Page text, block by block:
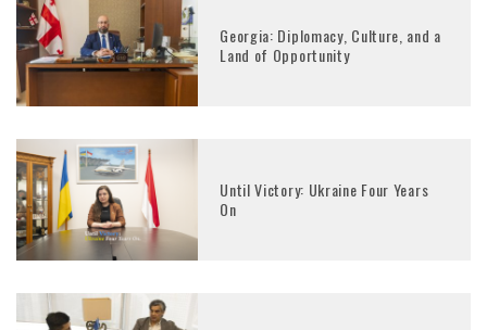
Georgia: Diplomacy, Culture, and a
Land of Opportunity
Until Victory: Ukraine Four Years
On